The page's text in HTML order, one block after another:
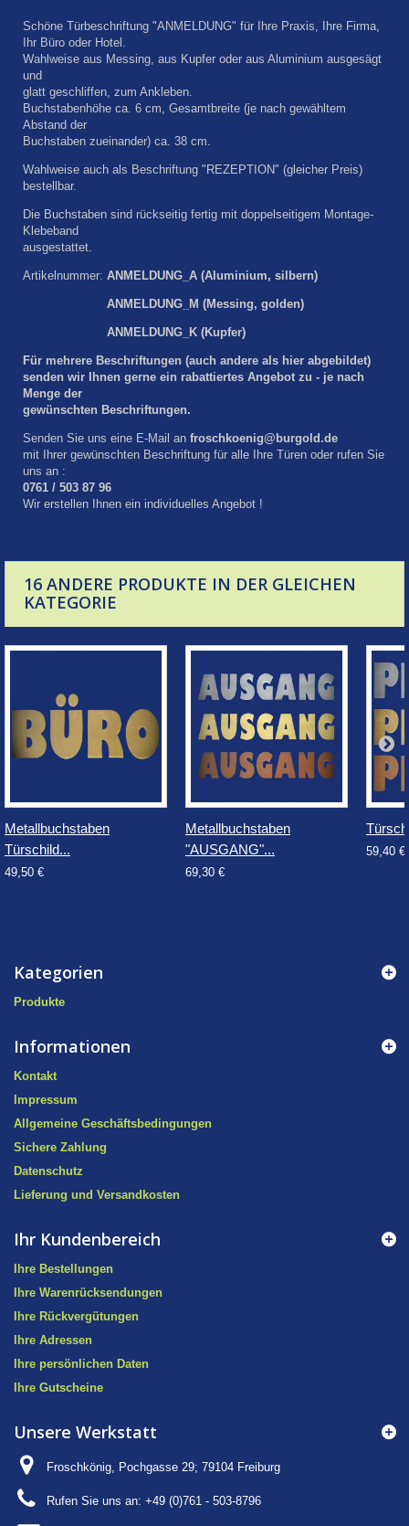
Schöne Türbeschriftung "ANMELDUNG" für Ihre Praxis, Ihre Firma,
Ihr Büro oder Hotel.
Wahlweise aus Messing, aus Kupfer oder aus Aluminium ausgesägt
und
glatt geschliffen, zum Ankleben.
Buchstabenhöhe ca. 6 cm, Gesamtbreite (je nach gewähltem
Abstand der
Buchstaben zueinander) ca. 38 cm.
Wahlweise auch als Beschriftung "REZEPTION" (gleicher Preis)
bestellbar.
Die Buchstaben sind rückseitig fertig mit doppelseitigem Montage-
Klebeband
ausgestattet.
Artikelnummer: ANMELDUNG_A (Aluminium, silbern)
ANMELDUNG _M (Messing, golden)
ANMELDUNG _K (Kupfer)
Für mehrere Beschriftungen (auch andere als hier abgebildet)
senden wir Ihnen gerne ein rabattiertes Angebot zu - je nach
Menge der
gewünschten Beschriftungen.
Senden Sie uns eine E-Mail an froschkoenig@burgold.de
mit Ihrer gewünschten Beschriftung für alle Ihre Türen oder rufen Sie
uns an :
0761 / 503 87 96
Wir erstellen Ihnen ein individuelles Angebot !
16 ANDERE PRODUKTE IN DER GLEICHEN
KATEGORIE
Metallbuchstaben
Türschild...
49,50 €
Metallbuchstaben
"AUSGANG"...
69,30 €
59,40 €
Kategorien
Produkte
Informationen
Kontakt
Impressum
Allgemeine Geschäftsbedingungen
Sichere Zahlung
Datenschutz
Lieferung und Versandkosten
Ihr Kundenbereich
Ihre Bestellungen
Ihre Warenrücksendungen
Ihre Rückvergütungen
Ihre Adressen
Ihre persönlichen Daten
Ihre Gutscheine
Unsere Werkstatt
Froschkönig, Pochgasse 29; 79104 Freiburg
Rufen Sie uns an: +49 (0)761 - 503-8796